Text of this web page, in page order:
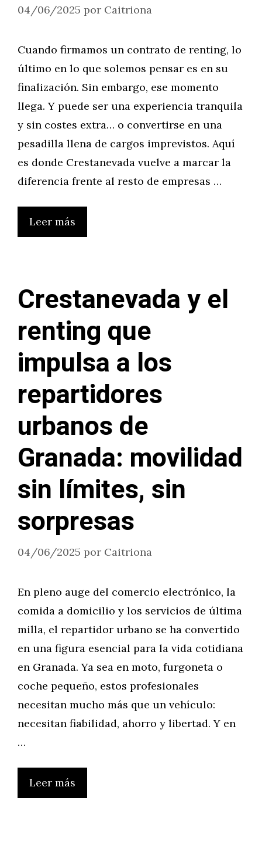
04/06/2025 por Caitriona
Cuando firmamos un contrato de renting, lo
último en lo que solemos pensar es en su
finalización. Sin embargo, ese momento
llega. Y puede ser una experiencia tranquila
y sin costes extra… o convertirse en una
pesadilla llena de cargos imprevistos. Aquí
es donde Crestanevada vuelve a marcar la
diferencia frente al resto de empresas …
Leer más
Crestanevada y el
renting que
impulsa a los
repartidores
urbanos de
Granada: movilidad
sin límites, sin
sorpresas
04/06/2025 por Caitriona
En pleno auge del comercio electrónico, la
comida a domicilio y los servicios de última
milla, el repartidor urbano se ha convertido
en una figura esencial para la vida cotidiana
en Granada. Ya sea en moto, furgoneta o
coche pequeño, estos profesionales
necesitan mucho más que un vehículo:
necesitan fiabilidad, ahorro y libertad. Y en
…
Leer más